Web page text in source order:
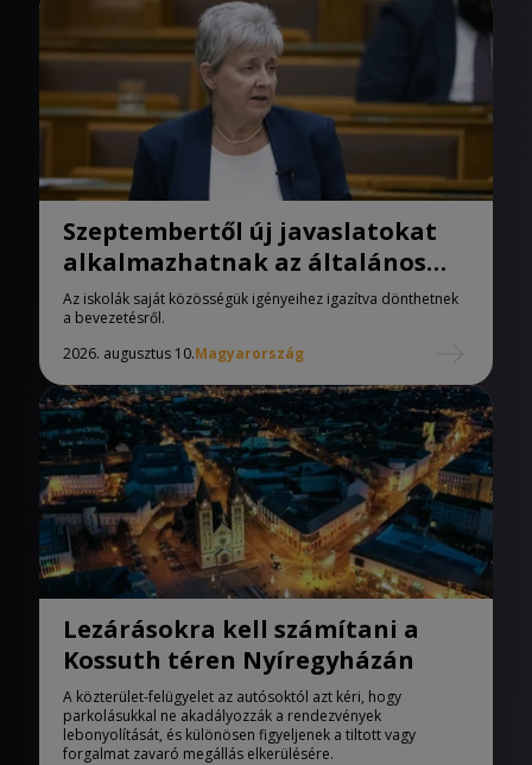
Szeptembertől új javaslatokat
alkalmazhatnak az általános
iskolák
Az iskolák saját közösségük igényeihez igazítva dönthetnek
a bevezetésről.
2026. augusztus 10.Magyarország
Lezárásokra kell számítani a
Kossuth téren Nyíregyházán
A közterület-felügyelet az autósoktól azt kéri, hogy
parkolásukkal ne akadályozzák a rendezvények
lebonyolítását, és különösen figyeljenek a tiltott vagy
forgalmat zavaró megállás elkerülésére.